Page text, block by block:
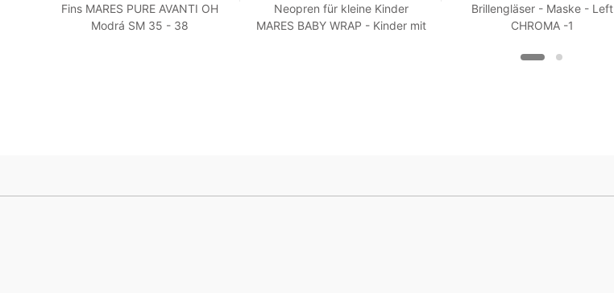
Fins MARES PURE AVANTI OH
Modrá SM 35 - 38
Neopren für kleine Kinder
MARES BABY WRAP - Kinder mit
Brillengläser - Maske - Left
CHROMA -1